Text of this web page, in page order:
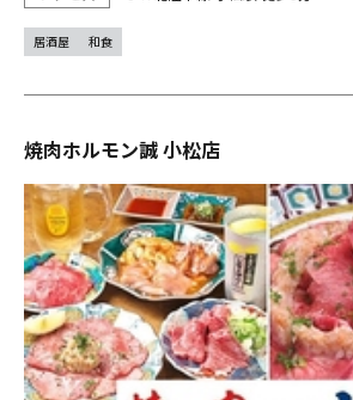
居酒屋 和食
焼肉ホルモン誠 小松店